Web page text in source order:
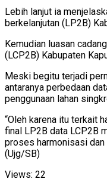
Lebih lanjut ia
berkelanjutan (LP2B)
Kemudian luasan
(LCP2B) Kabupaten
Meski begitu terjadi
antaranya perbedaan
penggunaan lahan
“Oleh karena itu terkait
final LP2B data LCP2B
proses harmonisasi dan
(Ujg/SB)
Views: 22